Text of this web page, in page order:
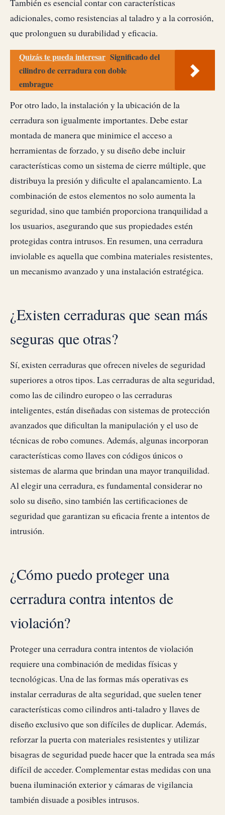
También es esencial contar con características
adicionales, como resistencias al taladro y a la corrosión,
que prolonguen su durabilidad y eficacia.
Quizás te pueda interesar Significado del
cilindro de cerradura con doble
embrague
Por otro lado, la instalación y la ubicación de la
cerradura son igualmente importantes. Debe estar
montada de manera que minimice el acceso a
herramientas de forzado, y su diseño debe incluir
características como un sistema de cierre múltiple, que
distribuya la presión y dificulte el apalancamiento. La
combinación de estos elementos no solo aumenta la
seguridad, sino que también proporciona tranquilidad a
los usuarios, asegurando que sus propiedades estén
protegidas contra intrusos. En resumen, una cerradura
inviolable es aquella que combina materiales resistentes,
un mecanismo avanzado y una instalación estratégica.
¿Existen cerraduras que sean más
seguras que otras?
Sí, existen cerraduras que ofrecen niveles de seguridad
superiores a otros tipos. Las cerraduras de alta seguridad,
como las de cilindro europeo o las cerraduras
inteligentes, están diseñadas con sistemas de protección
avanzados que dificultan la manipulación y el uso de
técnicas de robo comunes. Además, algunas incorporan
características como llaves con códigos únicos o
sistemas de alarma que brindan una mayor tranquilidad.
Al elegir una cerradura, es fundamental considerar no
solo su diseño, sino también las certificaciones de
seguridad que garantizan su eficacia frente a intentos de
intrusión.
¿Cómo puedo proteger una
cerradura contra intentos de
violación?
Proteger una cerradura contra intentos de violación
requiere una combinación de medidas físicas y
tecnológicas. Una de las formas más operativas es
instalar cerraduras de alta seguridad, que suelen tener
características como cilindros anti-taladro y llaves de
diseño exclusivo que son difíciles de duplicar. Además,
reforzar la puerta con materiales resistentes y utilizar
bisagras de seguridad puede hacer que la entrada sea más
difícil de acceder. Complementar estas medidas con una
buena iluminación exterior y cámaras de vigilancia
también disuade a posibles intrusos.